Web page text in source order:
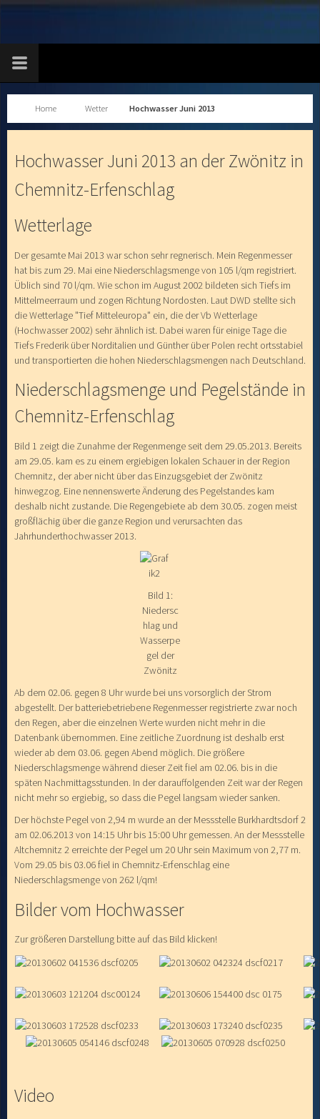
Home Wetter Hochwasser Juni 2013
Hochwasser Juni 2013 an der Zwönitz in
Chemnitz-Erfenschlag
Wetterlage
Der gesamte Mai 2013 war schon sehr regnerisch. Mein Regenmesser
hat bis zum 29. Mai eine Niederschlagsmenge von 105 l/qm registriert.
Üblich sind 70 l/qm. Wie schon im August 2002 bildeten sich Tiefs im
Mittelmeerraum und zogen Richtung Nordosten. Laut DWD stellte sich
die Wetterlage "Tief Mitteleuropa" ein, die der Vb Wetterlage
(Hochwasser 2002) sehr ähnlich ist. Dabei waren für einige Tage die
Tiefs Frederik über Norditalien und Günther über Polen recht ortsstabiel
und transportierten die hohen Niederschlagsmengen nach Deutschland.
Niederschlagsmenge und Pegelstände in
Chemnitz-Erfenschlag
Bild 1 zeigt die Zunahme der Regenmenge seit dem 29.05.2013. Bereits
am 29.05. kam es zu einem ergiebigen lokalen Schauer in der Region
Chemnitz, der aber nicht über das Einzugsgebiet der Zwönitz
hinwegzog. Eine nennenswerte Änderung des Pegelstandes kam
deshalb nicht zustande. Die Regengebiete ab dem 30.05. zogen meist
großflächig über die ganze Region und verursachten das
Jahrhunderthochwasser 2013.
Bild 1:
Niedersc
hlag und
Wasserpe
gel der
Zwönitz
Ab dem 02.06. gegen 8 Uhr wurde bei uns vorsorglich der Strom
abgestellt. Der batteriebetriebene Regenmesser registrierte zwar noch
den Regen, aber die einzelnen Werte wurden nicht mehr in die
Datenbank übernommen. Eine zeitliche Zuordnung ist deshalb erst
wieder ab dem 03.06. gegen Abend möglich. Die größere
Niederschlagsmenge während dieser Zeit fiel am 02.06. bis in die
späten Nachmittagsstunden. In der darauffolgenden Zeit war der Regen
nicht mehr so ergiebig, so dass die Pegel langsam wieder sanken.
Der höchste Pegel von 2,94 m wurde an der Messstelle Burkhardtsdorf 2
am 02.06.2013 von 14:15 Uhr bis 15:00 Uhr gemessen. An der Messstelle
Altchemnitz 2 erreichte der Pegel um 20 Uhr sein Maximum von 2,77 m.
Vom 29.05 bis 03.06 fiel in Chemnitz-Erfenschlag eine
Niederschlagsmenge von 262 l/qm!
Bilder vom Hochwasser
Zur größeren Darstellung bitte auf das Bild klicken!
Video